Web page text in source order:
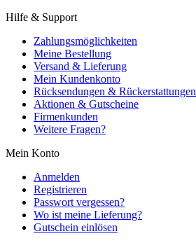
Hilfe & Support
Zahlungsmöglichkeiten
Meine Bestellung
Versand & Lieferung
Mein Kundenkonto
Rücksendungen & Rückerstattungen
Aktionen & Gutscheine
Firmenkunden
Weitere Fragen?
Mein Konto
Anmelden
Registrieren
Passwort vergessen?
Wo ist meine Lieferung?
Gutschein einlösen